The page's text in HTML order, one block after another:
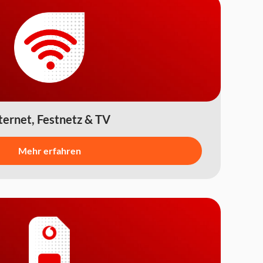
Festnetz & TV
Mehr erfahren